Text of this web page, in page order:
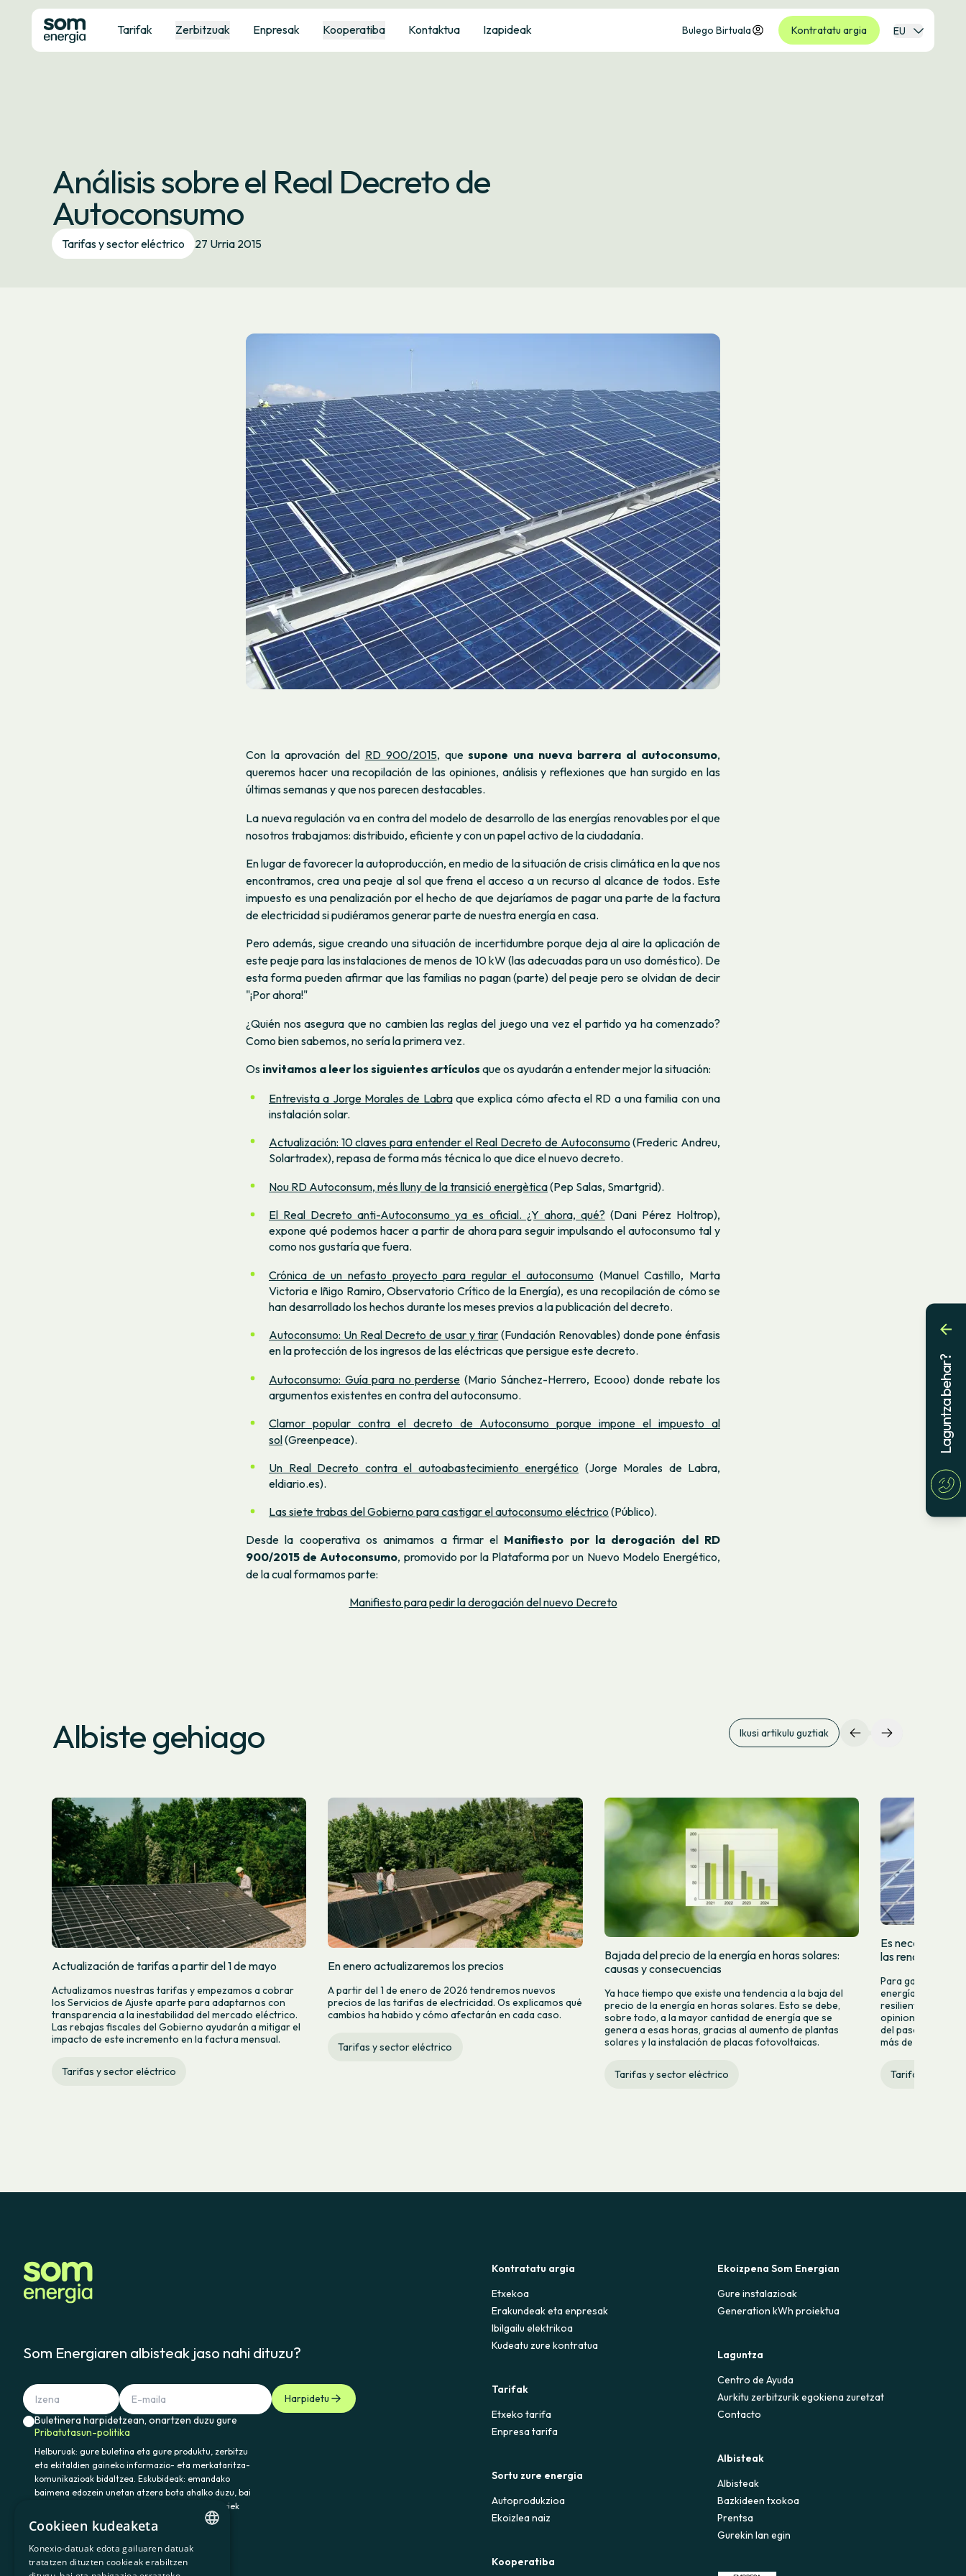
Tarifak Zerbitzuak Enpresak Kooperatiba Kontaktua Izapideak Bulego Birtuala Kontratatu argia EU
Análisis sobre el Real Decreto de
Autoconsumo
Tarifas y sector eléctrico 27 Urria 2015
Con la aprovación del RD 900/2015, quesupone una nueva barrera al autoconsumo,
queremos hacer una recopilación de las opiniones, análisis y reflexiones que han surgido en las
últimas semanas y que nos parecen destacables.
La nueva regulación va en contra del modelo de desarrollo de las energías renovables por el que
nosotros trabajamos: distribuido, eficiente y con un papel activo de la ciudadanía.
En lugar de favorecer la autoproducción, en medio de la situación de crisis climática en la que nos
encontramos, crea unapeaje al sol que frena el acceso a un recurso al alcance de todos. Este
impuesto es una penalización por el hecho de que dejaríamos de pagar una parte de la factura
de electricidad si pudiéramos generar parte de nuestra energía en casa.
Pero además, sigue creando una situación de incertidumbre porque deja al aire la aplicación de
este peaje para las instalaciones de menos de 10 kW (las adecuadas para un uso doméstico). De
esta forma pueden afirmar que las familias no pagan (parte) del peaje pero se olvidan de decir
"¡Por ahora!"
¿Quién nos asegura que no cambien las reglas del juego una vez el partido ya ha comenzado?
Como bien sabemos, no sería la primera vez.
Os invitamos a leer los siguientes artículos que os ayudarán a entender mejor la situación:
Entrevista a Jorge Morales de Labraque explica cómo afecta el RD a una familia con una
instalación solar.
Actualización: 10 claves para entender el Real Decreto de Autoconsumo (Frederic Andreu,
Solartradex), repasa de forma más técnica lo que dice el nuevo decreto.
Nou RD Autoconsum, més lluny de la transició energètica(Pep Salas, Smartgrid).
El Real Decreto anti-Autoconsumo ya es oficial. ¿Y ahora, qué? (Dani Pérez Holtrop),
expone qué podemos hacer a partir de ahora para seguir impulsando el autoconsumo tal y
como nos gustaría que fuera.
Crónica de un nefasto proyecto para regular el autoconsumo (Manuel Castillo, Marta
Victoria e Iñigo Ramiro, Observatorio Crítico de la Energía), es una recopilación de cómo se
han desarrollado los hechos durante los meses previos a la publicación del decreto.
Autoconsumo: Un Real Decreto de usar y tirar (Fundación Renovables) donde pone énfasis
en la protección de los ingresos de las eléctricas que persigue este decreto.
Autoconsumo: Guía para no perderse (Mario Sánchez-Herrero, Ecooo) donde rebate los
argumentos existentes en contra del autoconsumo.
Clamor popular contra el decreto de Autoconsumo porque impone el impuesto al
sol(Greenpeace).
Un Real Decreto contra el autoabastecimiento energético (Jorge Morales de Labra,
eldiario.es).
Las siete trabas del Gobierno para castigar el autoconsumo eléctrico (Público).
Desde la cooperativa os animamos a firmar el Manifiesto por la derogación del RD
900/2015 de Autoconsumo, promovido por la Plataforma por un Nuevo Modelo Energético,
de la cual formamos parte:
Manifiesto para pedir la derogación del nuevo Decreto
Albiste gehiago Ikusi artikulu guztiak
Actualización de tarifas a partir del 1 de mayo
Actualizamos nuestras tarifas y empezamos a cobrar
los Servicios de Ajuste aparte para adaptarnos con
transparencia a la inestabilidad del mercado eléctrico.
Las rebajas fiscales del Gobierno ayudarán a mitigar el
impacto de este incremento en la factura mensual.
Tarifas y sector eléctrico
En enero actualizaremos los precios
A partir del 1 de enero de 2026 tendremos nuevos
precios de las tarifas de electricidad. Os explicamos qué
cambios ha habido y cómo afectarán en cada caso.
Tarifas y sector eléctrico
Bajada del precio de la energía en horas solares:
causas y consecuencias
Ya hace tiempo que existe una tendencia a la baja del
precio de la energía en horas solares. Esto se debe,
sobre todo, a la mayor cantidad de energía que se
genera a esas horas, gracias al aumento de plantas
solares y la instalación de placas fotovoltaicas.
Tarifas y sector eléctrico
Es necesario
las renovables
Para garantizar
energía
resiliente,
opiniones y
del pasado lunes
más de quince
Tarifas y sector
Som Energiaren albisteak jaso nahi dituzu?
Harpidetu
Buletinera harpidetzean, onartzen duzu gure
Pribatutasun-politika
Helburuak: gure buletina eta gure produktu, zerbitzu
eta ekitaldien gaineko informazio- eta merkataritza-
komunikazioak bidaltzea. Eskubideak: emandako
baimena edozein unetan atzera bota ahalko duzu, bai
eta datuak atzitu, zuzendu eta ezabatu ere. Horiek
eta gainerako eskubideak baliatzeko idatzi
somenergia@delegado-datos.com helbidera.
Informazio osagarria: Pribatutasun-politika
Kontratatu argia
Etxekoa
Erakundeak eta enpresak
Ibilgailu elektrikoa
Kudeatu zure kontratua
Tarifak
Etxeko tarifa
Enpresa tarifa
Sortu zure energia
Autoprodukzioa
Ekoizlea naiz
Kooperatiba
Ekoizpena Som Energian
Gure instalazioak
Generation kWh proiektua
Laguntza
Centro de Ayuda
Aurkitu zerbitzurik egokiena zuretzat
Contacto
Albisteak
Albisteak
Bazkideen txokoa
Prentsa
Gurekin lan egin
Laguntza behar?
CATALAN
Cookieen kudeaketa
Konexio-datuak edota gailuaren datuak
tratatzen dituzten cookieak erabiltzen